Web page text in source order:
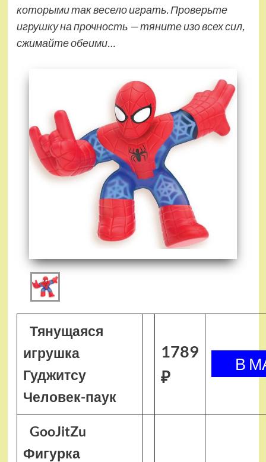
которыми так весело играть. Проверьте
игрушку на прочность — тяните изо всех сил,
сжимайте обеими…
Тянущаяся
игрушка
Гуджитсу
Человек-паук
1789
₽
GooJitZu
Фигурка